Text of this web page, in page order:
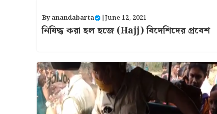
Byanandabarta |June 12, 2021
নিষিদ্ধ করা হল হজে (Hajj) বিদেশিদের প্রবেশ